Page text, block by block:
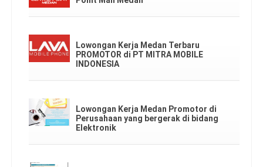
Lowongan Kerja Medan Terbaru
PROMOTOR di PT MITRA MOBILE
INDONESIA
Lowongan Kerja Medan Promotor di
Perusahaan yang bergerak di bidang
Elektronik